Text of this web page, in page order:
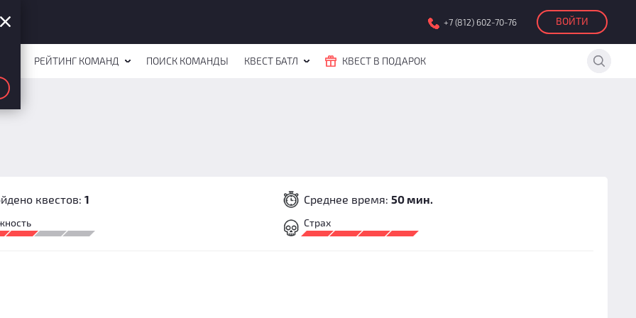
+7 (812) 602-70-76 ВОЙТИ
РЕЙТИНГ КОМАНД ПОИСК КОМАНДЫ КВЕСТ БАТЛ КВЕСТ В ПОДАРОК
квестов:1 Среднее время:50 мин.
Страх